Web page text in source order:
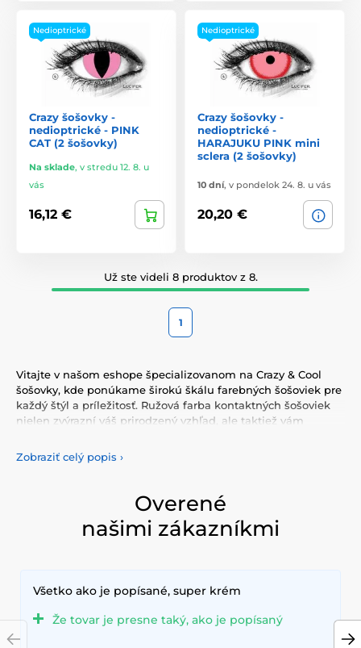
Nedioptrické
Crazy šošovky -
nedioptrické - PINK
CAT (2 šošovky)
Na sklade, v stredu 12. 8. u
vás
16,12 €
Nedioptrické
Crazy šošovky -
nedioptrické -
HARAJUKU PINK mini
sclera (2 šošovky)
10 dní, v pondelok 24. 8. u vás
20,20 €
Už ste videli 8 produktov z 8.
1
Vitajte v našom eshope špecializovanom na Crazy & Cool
šošovky, kde ponúkame širokú škálu farebných šošoviek pre
každý štýl a príležitosť. Ružová farba kontaktných šošoviek
nielen zvýrazní váš prirodzený vzhľad, ale taktiež vám
našej pestrej ponuky farebných šošoviek, ktoré vám
poskytnú komfort a bezpečnosť po celý deň. Pridajte do
ktoré spĺňajú najvyššie štandardy kvality a pohodlia.
Zobraziť celý popis ›
Overené
našimi zákazníkmi
Všetko ako je popísané, super krém
Že tovar je presne taký, ako je popísaný